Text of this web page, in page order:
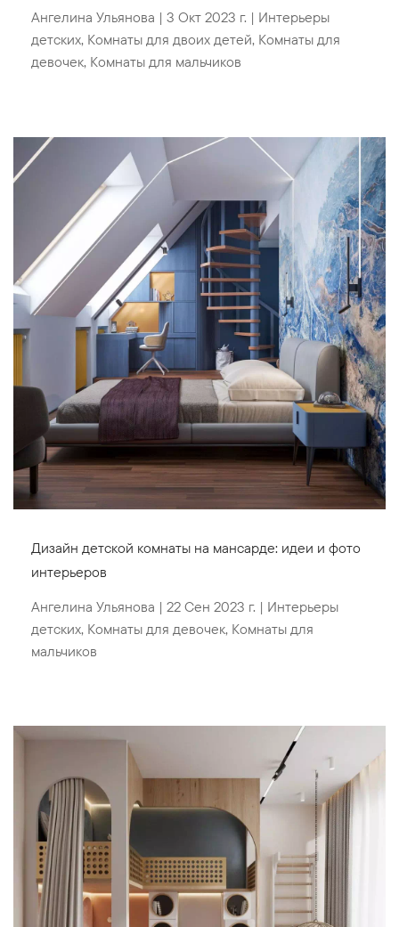
Ангелина Ульянова | 3 Окт 2023 г. | Интерьеры
детских, Комнаты для двоих детей, Комнаты для
девочек, Комнаты для мальчиков
Дизайн детской комнаты на мансарде: идеи и фото
интерьеров
Ангелина Ульянова | 22 Сен 2023 г. | Интерьеры
детских, Комнаты для девочек, Комнаты для
мальчиков